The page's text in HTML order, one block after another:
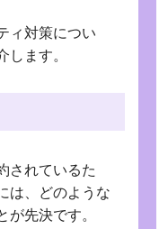
ィ対策につい
ます。
されているた
は、どのような
先決です。